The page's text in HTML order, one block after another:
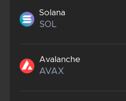
Solana
SOL
Avalanche
AVAX